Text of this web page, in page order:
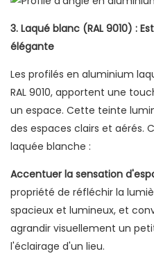
3. Laqué blanc (RAL 9010) :
élégante
Les profilés en aluminium
RAL 9010, apportent une
un espace. Cette teinte
des espaces clairs et aérés.
laquée blanche :
Accentuer la sensation
propriété de réfléchir la
spacieux et lumineux, et
agrandir visuellement un
l'éclairage d'un lieu.